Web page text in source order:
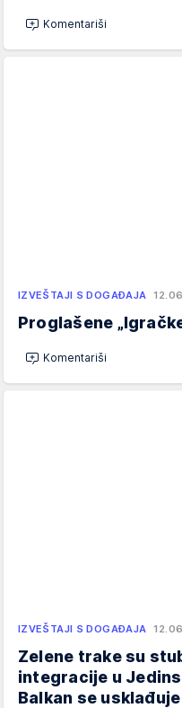
Komentariši
IZVEŠTAJI S DOGAĐAJA
Proglašene
Komentariši
IZVEŠTAJI S DOGAĐAJA
Zelene trake su
integracije u
Balkan se usklađuje